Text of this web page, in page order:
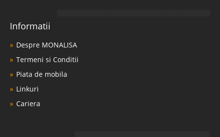
Informatii
Despre MONALISA
Termeni si Conditii
Piata de mobila
Linkuri
Cariera